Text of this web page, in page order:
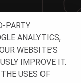
PARTY
ANALYTICS,
WEBSITE’S
IMPROVE IT.
THE USES OF